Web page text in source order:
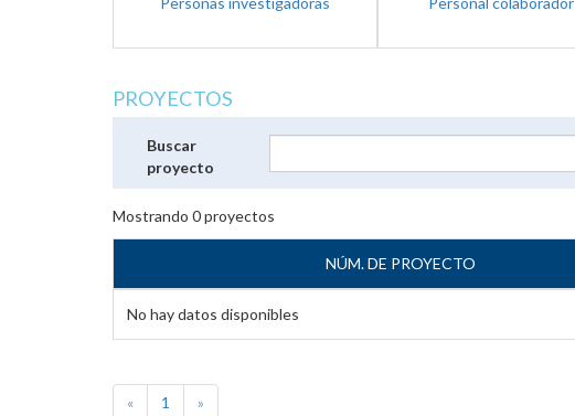
PROYECTOS
Buscar
proyecto
Mostrando 0proyectos
NÚM. DE PROYECTO
No hay datos disponibles
« 1 »